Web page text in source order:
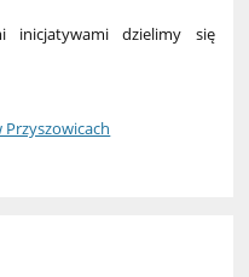
inicjatywami dzielimy się
Przyszowicach